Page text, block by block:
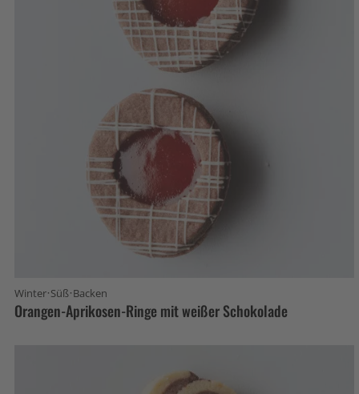
Winter·Süß·Backen
Orangen-Aprikosen-Ringe mit weißer Schokolade